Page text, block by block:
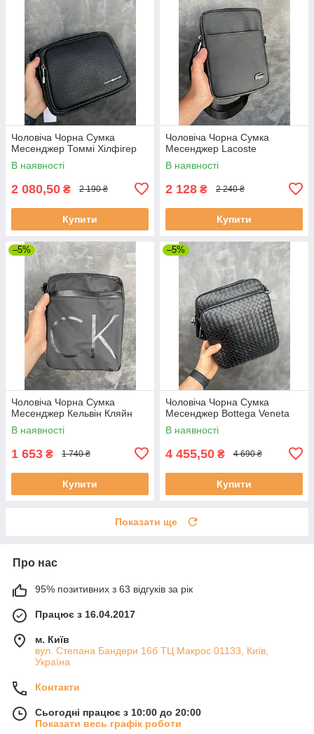
Чоловіча Чорна Сумка
Месенджер Томмі Хілфігер
В наявності
2 080,50 ₴ 2 190 ₴
Купити
Чоловіча Чорна Сумка
Месенджер Lacoste
В наявності
2 128 ₴ 2 240 ₴
Купити
–5%
Чоловіча Чорна Сумка
Месенджер Кельвін Кляйн
В наявності
1 653 ₴ 1 740 ₴
Купити
–5%
Чоловіча Чорна Сумка
Месенджер Bottega Veneta
В наявності
4 455,50 ₴ 4 690 ₴
Купити
Показати ще
Про нас
95% позитивних з 63 відгуків за рік
Працює з 16.04.2017
м. Київ
вул. Степана Бандери 16б ТЦ Макрос 01133, Київ,
Україна
Контакти
Сьогодні працює з 10:00 до 20:00
Показати весь графік роботи